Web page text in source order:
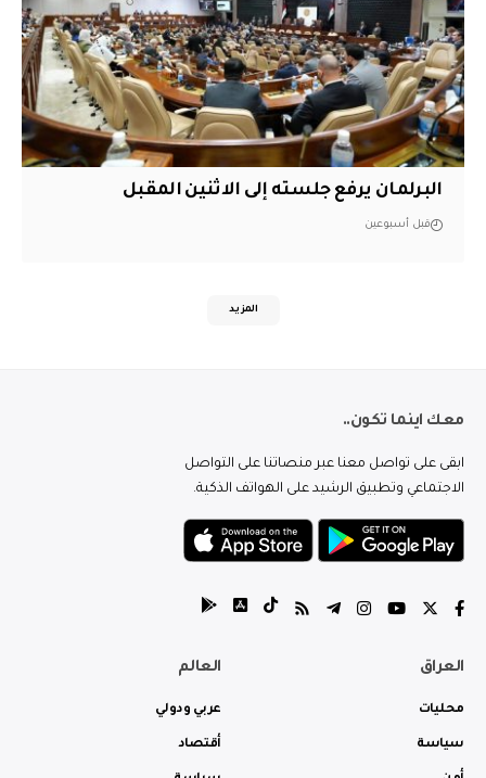
البرلمان يرفع جلسته إلى الاثنين المقبل
قبل أسبوعين
المزيد
معك اينما تكون..
ابقى على تواصل معنا عبر منصاتنا على التواصل
الاجتماعي وتطبيق الرشيد على الهواتف الذكية.
العراق
محليات
سياسة
العالم
عربي ودولي
أقتصاد